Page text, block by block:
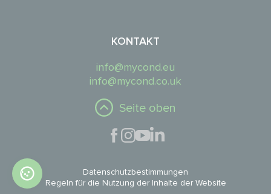
KONTAKT
info@mycond.eu
info@mycond.co.uk
Seite oben
Datenschutzbestimmungen
Regeln für die Nutzung der Inhalte der Website